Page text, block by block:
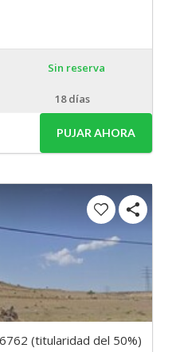
Sin reserva
18 días
PUJAR AHORA
(titularidad del 50%)